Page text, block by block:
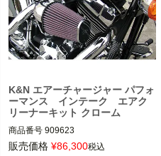
K&N エアーチャージャー パフォ
ーマンス インテーク エアク
リーナーキット クローム
商品番号 909623
販売価格 ¥86,300税込